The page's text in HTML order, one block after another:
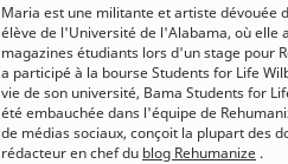
Maria est une militante et artiste dévouée
élève de l'Université de l'Alabama, où elle
magazines étudiants lors d'un stage pour
a participé à la bourse Students for Life
vie de son université, Bama Students for
été embauchée dans l'équipe de
de médias sociaux, conçoit la plupart des
rédacteur en chef du blog Rehumanize .